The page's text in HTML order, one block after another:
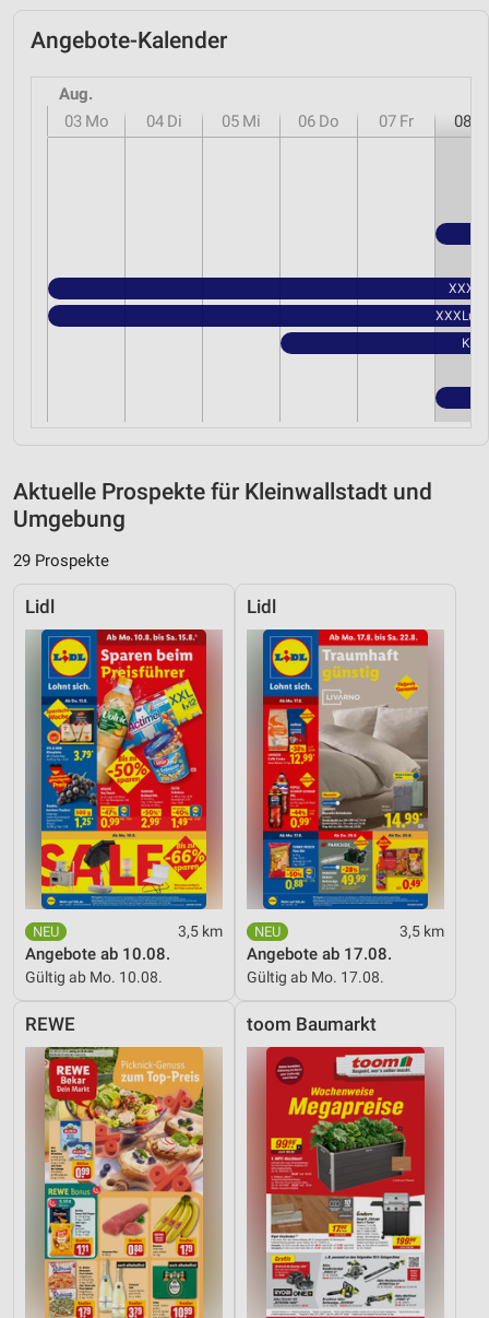
Angebote-Kalender
Aug.
03 Mo 04 Di 05 Mi 06 Do 07 Fr 08
XXXLutz
Aktuelle Prospekte für Kleinwallstadt und
Umgebung
29 Prospekte
Lidl
3,5 km
Angebote ab 10.08.
Gültig ab Mo. 10.08.
Lidl
3,5 km
Angebote ab 17.08.
Gültig ab Mo. 17.08.
REWE toom Baumarkt